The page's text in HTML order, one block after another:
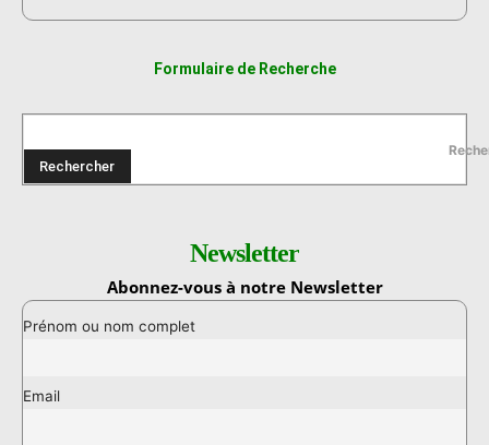
Formulaire de Recherche
Rechercher
Newsletter
Abonnez-vous à notre Newsletter
Prénom ou nom complet
Email